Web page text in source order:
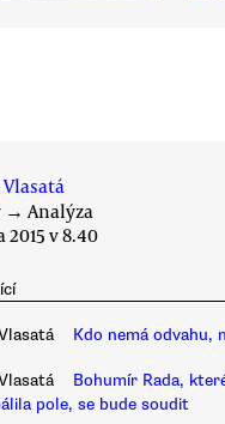
→Analýza
2015 v 8.40
Kdo nemá odvahu,
Bohumír Rada,
pole, se bude soudit